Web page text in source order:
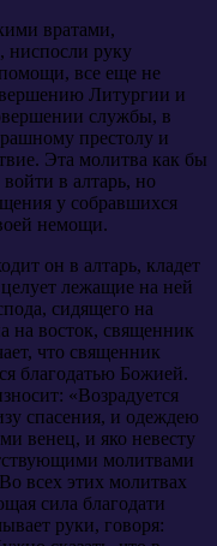
вратами,
ниспосли руку
все еще не
Литургии и
службы, в
престолу и
Эта молитва как бы
в алтарь, но
у собравшихся
немощи.
он в алтарь, кладет
лежащие на ней
сидящего на
на восток, священник
что священник
благодатью Божией.
«Возрадуется
спасения, и одеждею
венец, и яко невесту
молитвами
всех этих молитвах
сила благодати
руки, говоря: